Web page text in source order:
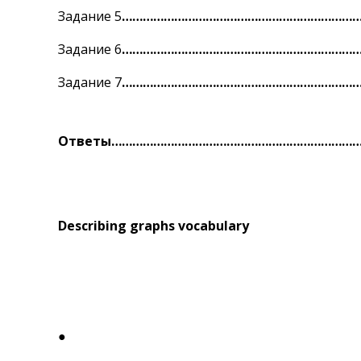
Задание 5
Задание 6
Задание 7
Describing graphs vocabulary
●